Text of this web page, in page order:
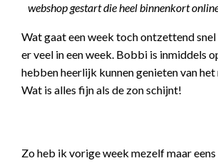
webshop gestart die heel binnenkort
Wat gaat een week toch ontzettend
er veel in een week. Bobbi is inmiddels
hebben heerlijk kunnen genieten van het
Wat is alles fijn als de zon schijnt!
Zo heb ik vorige week mezelf maar